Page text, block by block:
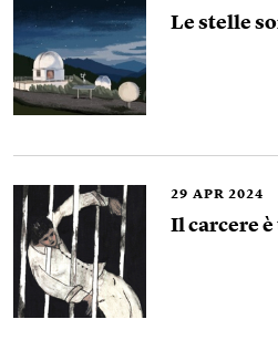
Le stelle
29 APR 2024
Il carcere